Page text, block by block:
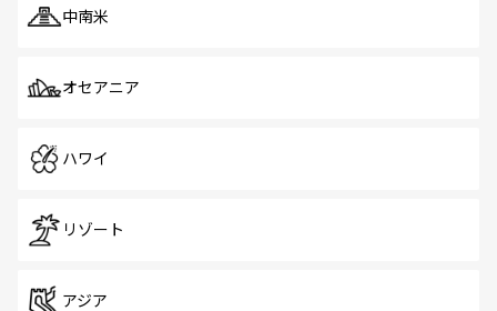
中南米
オセアニア
ハワイ
リゾート
アジア